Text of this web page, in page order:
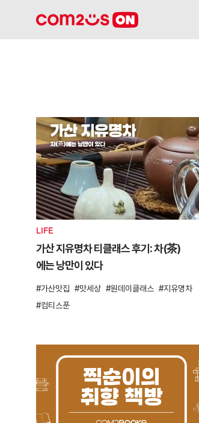
LIFE
가산 지유명차 티클래스 후기: 차(茶)
에는 낭만이 있다
가산맛집 맛세상 원데이클래스
지유명차
컴티스푼